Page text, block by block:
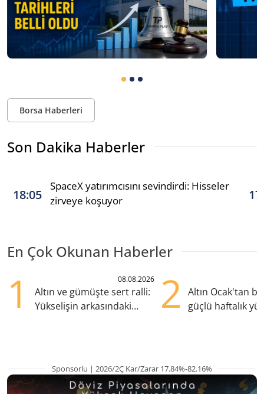
Borsa Haberleri
Son Dakika Haberler
18:05
SpaceX yatırımcısını sevindirdi: Hisseler
zirveye koşuyor
En Çok Okunan Haberler
1 08.08.2026
Altın ve gümüşte sert ralli:
Yükselişin arkasındaki
2
Altın Ocak'tan
güçlü haftalık
Sponsorlu | 2026/2Ç Kar/Zarar 17.84%-82.16%